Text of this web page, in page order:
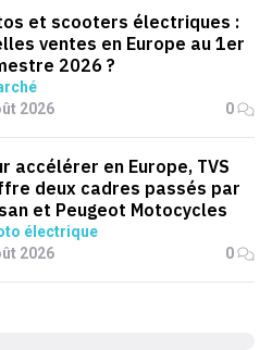
et scooters électriques :
ventes en Europe au 1er
2026 ?
2026
0
accélérer en Europe, TVS
deux cadres passés par
et Peugeot Motocycles
électrique
2026
0